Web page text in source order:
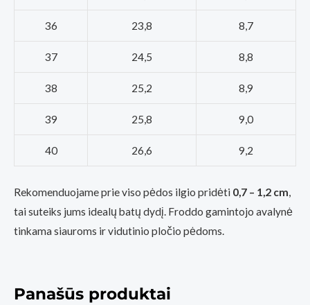
36 23,8 8,7
37 24,5 8,8
38 25,2 8,9
39 25,8 9,0
40 26,6 9,2
Rekomenduojame prie viso pėdos ilgio pridėti 0,7 – 1,2 cm,
tai suteiks jums idealų batų dydį. Froddo gamintojo avalynė
tinkama siauroms ir vidutinio pločio pėdoms.
Panašūs produktai